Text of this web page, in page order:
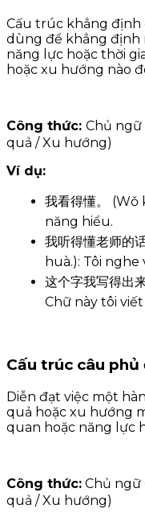
Cấu trúc khẳng định
dùng để khẳng định
năng lực hoặc thời
hoặc xu hướng nào
Công thức: Chủ ngữ
quả / Xu hướng)
Ví dụ:
我看得懂。
năng hiểu.
我听得懂老师
huà.): Tôi
这个字我写得出
Chữ này tôi
Cấu trúc câu phủ
Diễn đạt việc một
quả hoặc xu hướng
quan hoặc năng lực
Công thức: Chủ ngữ
quả / Xu hướng)